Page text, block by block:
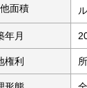
面積
年月
権利